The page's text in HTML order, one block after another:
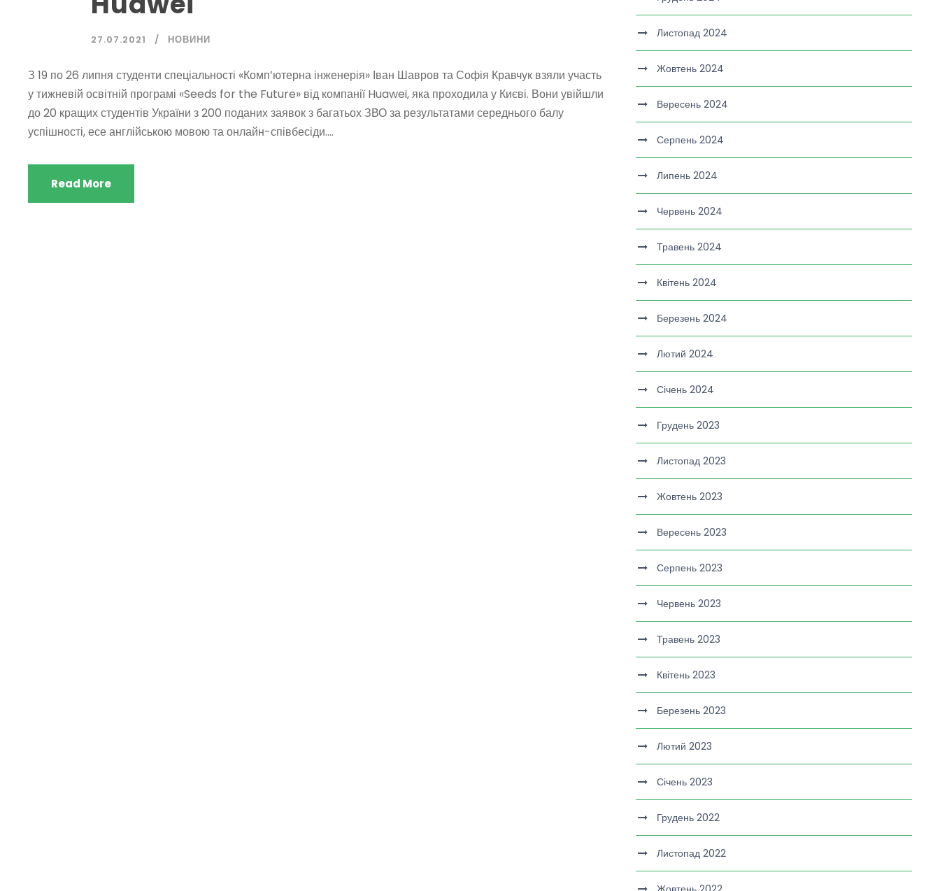
27.07.2021 НОВИНИ
З 19 по 26 липня студенти спеціальності «Комп’ютерна інженерія» Іван Шавров та Софія Кравчук взяли участь
у тижневій освітній програмі «Seeds for the Future» від компанії Huawei, яка проходила у Києві. Вони увійшли
до 20 кращих студентів України з 200 поданих заявок з багатьох ЗВО за результатами середнього балу
успішності, есе англійською мовою та онлайн-співбесіди....
Read More
Листопад 2024
Жовтень 2024
Вересень 2024
Серпень 2024
Липень 2024
Червень 2024
Травень 2024
Квітень 2024
Березень 2024
Лютий 2024
Січень 2024
Грудень 2023
Листопад 2023
Жовтень 2023
Вересень 2023
Серпень 2023
Червень 2023
Травень 2023
Квітень 2023
Березень 2023
Лютий 2023
Січень 2023
Грудень 2022
Листопад 2022